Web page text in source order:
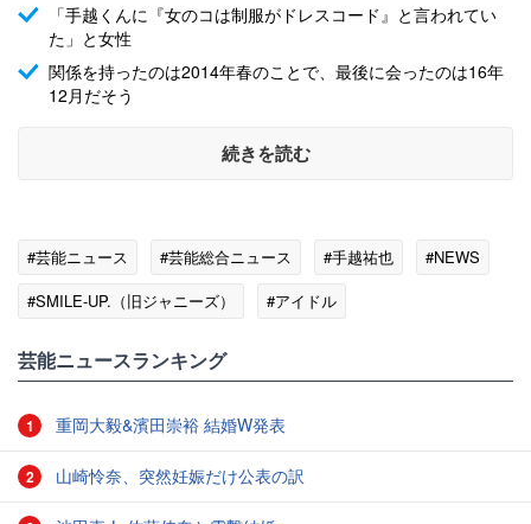
「手越くんに『女のコは制服がドレスコード』と言われてい
た」と女性
関係を持ったのは2014年春のことで、最後に会ったのは16年
12月だそう
続きを読む
#芸能ニュース #芸能総合ニュース #手越祐也
#NEWS
#SMILE-UP.（旧ジャニーズ）
#アイドル
芸能ニュースランキング
1 重岡大毅&濱田崇裕 結婚W発表
2 山崎怜奈、突然妊娠だけ公表の訳